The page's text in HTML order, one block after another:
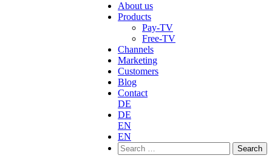
About us
Products
Pay-TV
Free-TV
Channels
Marketing
Customers
Blog
Contact
DE
DE
EN
EN
Search
for: